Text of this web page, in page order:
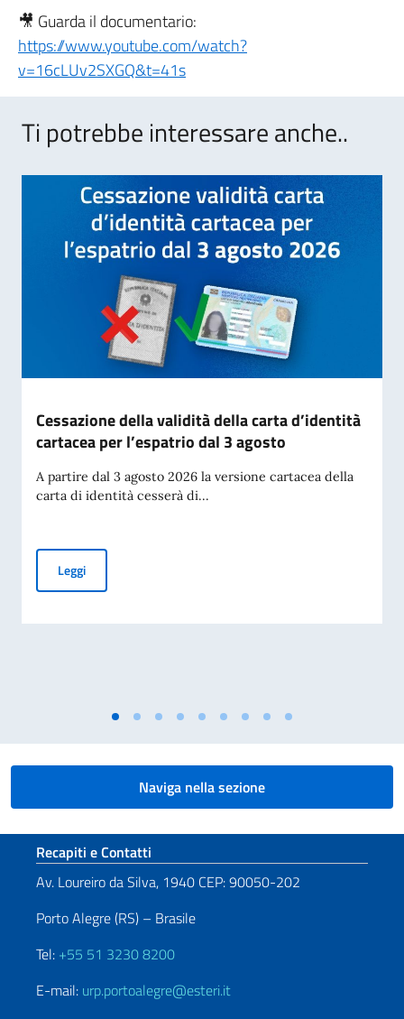
🎥 Guarda il documentario:
https://www.youtube.com/watch?
v=16cLUv2SXGQ&t=41s
Ti potrebbe interessare anche..
Cessazione della validità della carta d’identità
cartacea per l’espatrio dal 3 agosto
A partire dal 3 agosto 2026 la versione cartacea della
carta di identità cesserà di...
LeggiCessazione della validità della carta d’identità cartacea
Naviga nella sezione
Sezione footer
Recapiti e Contatti
Av. Loureiro da Silva, 1940 CEP: 90050-202
Porto Alegre (RS) – Brasile
Tel: +55 51 3230 8200
E-mail: urp.portoalegre@esteri.it